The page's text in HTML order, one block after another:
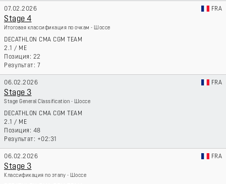
07.02.2026 FRA
Stage 4
Итоговая классификация по очкам - Шоссе
DECATHLON CMA CGM TEAM
2.1 / ME
22
7
06.02.2026 FRA
Stage 3
Stage General Classification - Шоссе
DECATHLON CMA CGM TEAM
2.1 / ME
48
+02:31
06.02.2026 FRA
Stage 3
Классификация по этапу - Шоссе